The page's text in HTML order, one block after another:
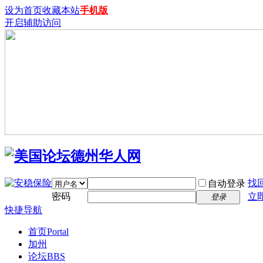
设为首页收藏本站手机版
开启辅助访问
自动登录 找
密码
登录
立
快捷导航
首页Portal
加州
论坛BBS